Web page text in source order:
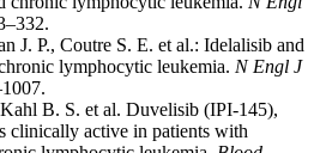
J. P., Coutre S. E. et al.: Idelalisib and
lymphocytic leukemia. N Engl J
B. S. et al. Duvelisib (IPI-145),
clinically active in patients with